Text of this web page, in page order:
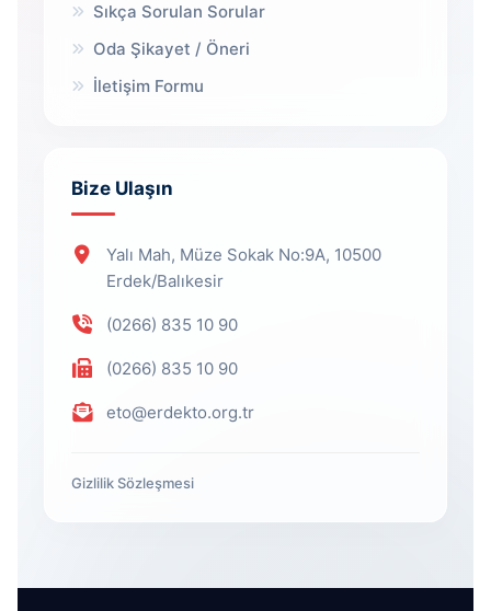
Sıkça Sorulan Sorular
Oda Şikayet / Öneri
İletişim Formu
Bize Ulaşın
Yalı Mah, Müze Sokak No:9A, 10500
Erdek/Balıkesir
(0266) 835 10 90
(0266) 835 10 90
eto@erdekto.org.tr
Gizlilik Sözleşmesi